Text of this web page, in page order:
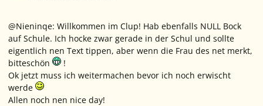
@Nieninqe: Willkommen im Clup! Hab ebenfalls NULL Bock
auf Schule. Ich hocke zwar gerade in der Schul und sollte
eigentlich nen Text tippen, aber wenn die Frau des net merkt,
bitteschön
!
Ok jetzt muss ich weitermachen bevor ich noch erwischt
werde
Allen noch nen nice day!